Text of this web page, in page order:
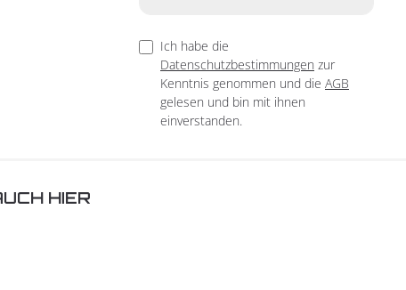
Ich habe die
Datenschutzbestimmungen zur
Kenntnis genommen und die AGB
gelesen und bin mit ihnen
einverstanden.
HIER